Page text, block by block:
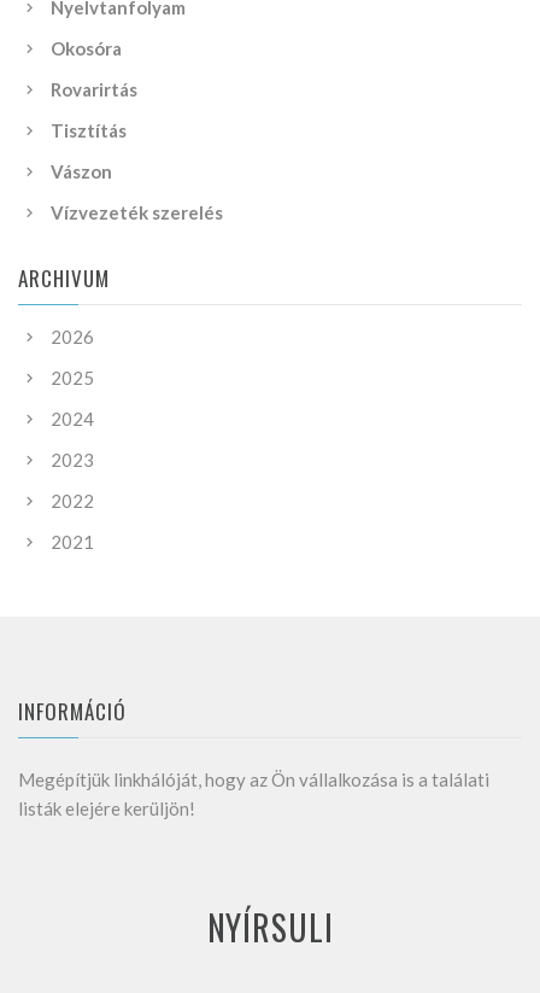
Nyelvtanfolyam
Okosóra
Rovarirtás
Tisztítás
Vászon
Vízvezeték szerelés
ARCHIVUM
2026
2025
2024
2023
2022
2021
INFORMÁCIÓ
Megépítjük linkhálóját, hogy az Ön vállalkozása is a találati
listák elejére kerüljön!
NYÍRSULI